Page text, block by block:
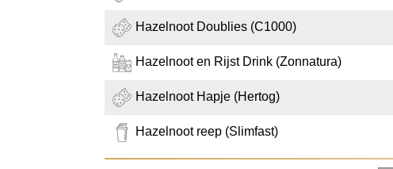
Hazelnoot Doublies (C1000)
Hazelnoot en Rijst Drink (Zonnatura)
Hazelnoot Hapje (Hertog)
Hazelnoot reep (Slimfast)